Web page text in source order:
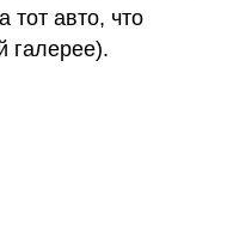
тот авто, что
галерее).